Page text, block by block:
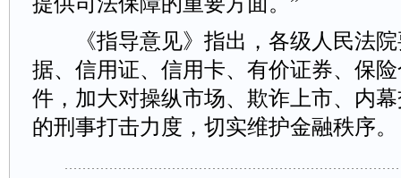
《指导意见》指出，各级人民法院
据、信用证、信用卡、有价证券、保
件，加大对操纵市场、欺诈上市、内
的刑事打击力度，切实维护金融秩序。